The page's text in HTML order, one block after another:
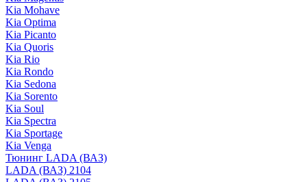
Kia Mohave
Kia Optima
Kia Picanto
Kia Quoris
Kia Rio
Kia Rondo
Kia Sedona
Kia Sorento
Kia Soul
Kia Spectra
Kia Sportage
Kia Venga
Тюнинг LADA (ВАЗ)
LADA (ВАЗ) 2104